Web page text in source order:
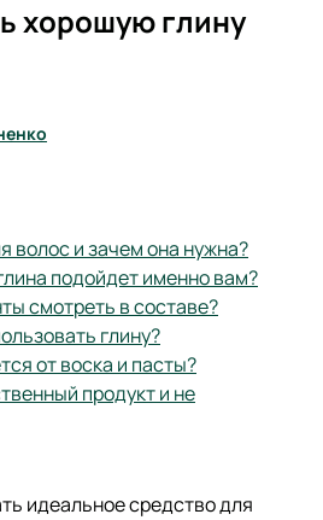
хорошую глину
волос и зачем она нужна?
подойдет именно вам?
смотреть в составе?
глину?
от воска и пасты?
продукт и не
идеальное средство для